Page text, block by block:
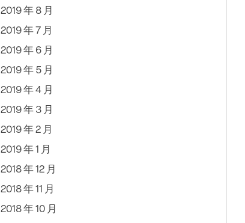
2019 年 8 月
2019 年 7 月
2019 年 6 月
2019 年 5 月
2019 年 4 月
2019 年 3 月
2019 年 2 月
2019 年 1 月
2018 年 12 月
2018 年 11 月
2018 年 10 月